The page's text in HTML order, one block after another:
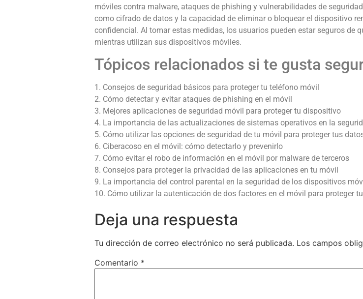
móviles contra malware, ataques de phishing y vulnerabilidades de
como cifrado de datos y la capacidad de eliminar o bloquear el dispositivo
confidencial. Al tomar estas medidas, los usuarios pueden estar seguros de
mientras utilizan sus dispositivos móviles.
Tópicos relacionados si te gusta
1. Consejos de seguridad básicos para proteger tu teléfono móvil
2. Cómo detectar y evitar ataques de phishing en el móvil
3. Mejores aplicaciones de seguridad móvil para proteger tu dispositivo
4. La importancia de las actualizaciones de sistemas operativos en la
5. Cómo utilizar las opciones de seguridad de tu móvil para proteger tus
6. Ciberacoso en el móvil: cómo detectarlo y prevenirlo
7. Cómo evitar el robo de información en el móvil por malware de terceros
8. Consejos para proteger la privacidad de las aplicaciones en tu móvil
9. La importancia del control parental en la seguridad de los dispositivos
10. Cómo utilizar la autenticación de dos factores en el móvil para proteger
Deja una respuesta
Tu dirección de correo electrónico no será publicada. Los campos
Comentario *